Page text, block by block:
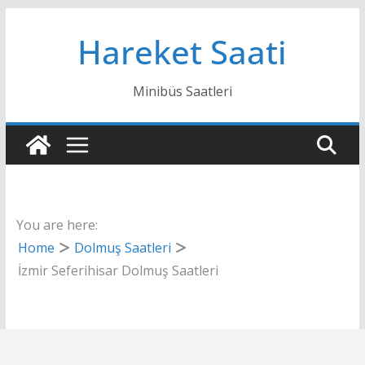
Hareket Saati
Minibüs Saatleri
You are here:
Home
Dolmuş Saatleri
İzmir Seferihisar Dolmuş Saatleri